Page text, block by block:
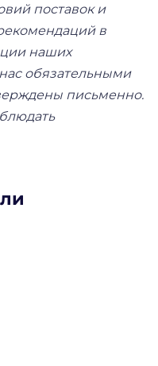
поставок и
в
наших
обязательными
письменно.